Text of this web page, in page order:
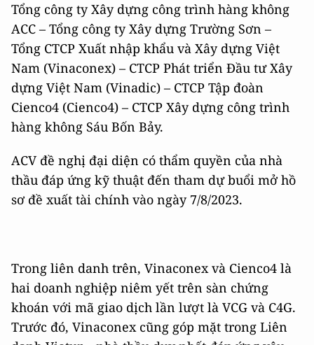
Tổng công ty Xây dựng công trình hàng không
ACC – Tổng công ty Xây dựng Trường Sơn –
Tổng CTCP Xuất nhập khẩu và Xây dựng Việt
Nam (Vinaconex) – CTCP Phát triển Đầu tư Xây
dựng Việt Nam (Vinadic) – CTCP Tập đoàn
Cienco4 (Cienco4) – CTCP Xây dựng công trình
hàng không Sáu Bốn Bảy.
ACV đề nghị đại diện có thẩm quyền của nhà
thầu đáp ứng kỹ thuật đến tham dự buổi mở hồ
sơ đề xuất tài chính vào ngày 7/8/2023.
Trong liên danh trên, Vinaconex và Cienco4 là
hai doanh nghiệp niêm yết trên sàn chứng
khoán với mã giao dịch lần lượt là VCG và C4G.
Trước đó, Vinaconex cũng góp mặt trong Liên